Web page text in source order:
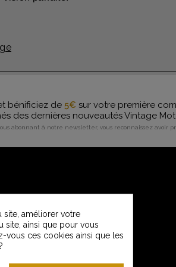
bénificiez de 5€ sur votre première
des dernières nouveautés Vintage
abonnant à notre newsletter, vous reconnaissez
SERVICE CLIENT
Contactez-nous
Service Clients Vintage Motors
Livraisons et retours
site, améliorer votre
site, ainsi que pour vous
vous ces cookies ainsi que les